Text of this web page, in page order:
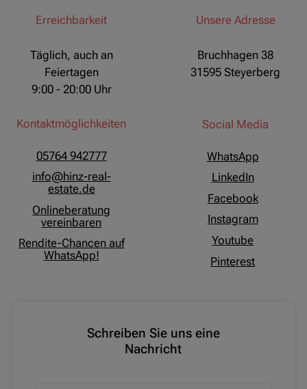
Erreichbarkeit
Täglich, auch an
Feiertagen
9:00 - 20:00 Uhr
Kontaktmöglichkeiten
05764 942777
info@hinz-real-
estate.de
Onlineberatung
vereinbaren
Rendite-Chancen auf
WhatsApp!
Unsere Adresse
Bruchhagen 38
31595 Steyerberg
Social Media
WhatsApp
LinkedIn
Facebook
Instagram
Youtube
Pinterest
Schreiben Sie uns eine
Nachricht